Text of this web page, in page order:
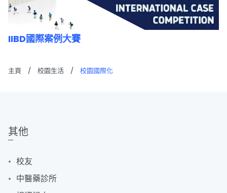
IIBD國際案例大賽
主頁 / 校園生活 / 校園國際化
其他
校友
中醫藥診所